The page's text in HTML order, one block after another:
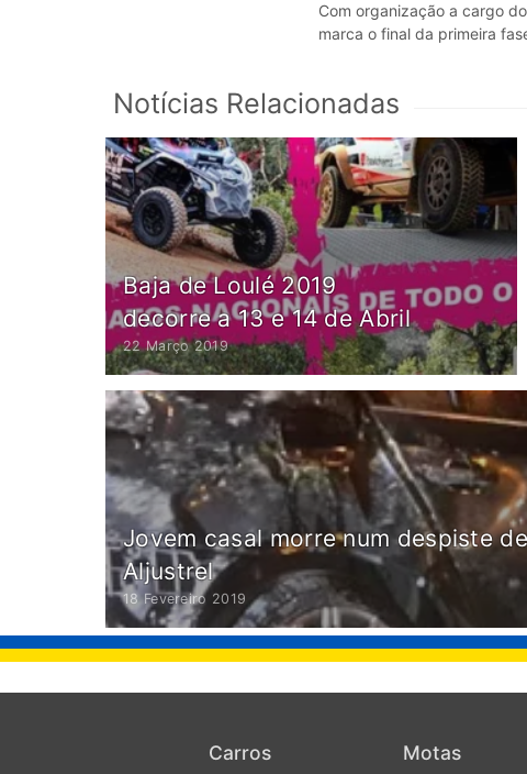
Com organização a cargo
marca o final da primeira
Notícias Relacionadas
Baja de Loulé 2019
decorre a 13 e 14 de Abril
22 Março 2019
Jovem casal morre num despiste
Aljustrel
18 Fevereiro 2019
Carros Motas